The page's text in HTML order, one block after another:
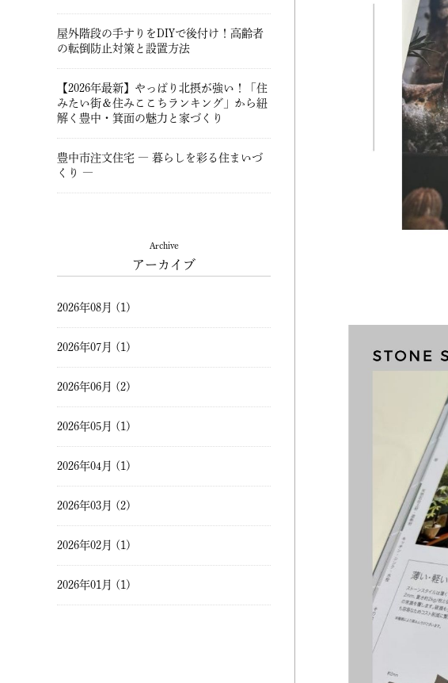
屋外階段の手すりをDIYで後付け！高齢者
の転倒防止対策と設置方法
【2026年最新】やっぱり北摂が強い！「住
みたい街＆住みここちランキング」から紐
解く豊中・箕面の魅力と家づくり
豊中市注文住宅 ― 暮らしを彩る住まいづ
くり ―
Archive
アーカイブ
2026年08月 (1)
2026年07月 (1)
2026年06月 (2)
2026年05月 (1)
2026年04月 (1)
2026年03月 (2)
2026年02月 (1)
2026年01月 (1)